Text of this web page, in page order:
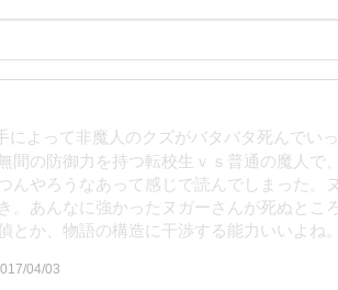
によって非魔人のクズがバタバタ死んでい
間の防御力を持つ転校生ｖｓ普通の魔人で
んやろうなあって感じで読んでしまった。
。あんなに強かったヌガーさんが死ぬとこ
とか、物語の構造に干渉する能力いいよね。
04/03